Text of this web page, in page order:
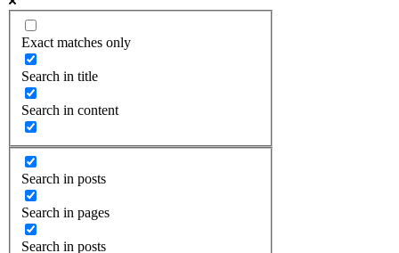
Exact matches only
Search in title
Search in content
Search in posts
Search in pages
Search in posts